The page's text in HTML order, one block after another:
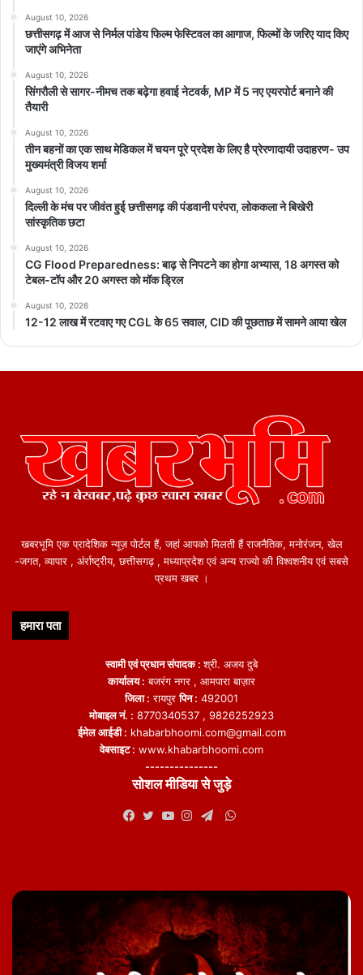
August 10, 2026
छत्तीसगढ़ में आज से निर्मल पांडेय फिल्म फेस्टिवल का आगाज, फिल्मों के जरिए याद किए
जाएंगे अभिनेता
August 10, 2026
सिंगरौली से सागर-नीमच तक बढ़ेगा हवाई नेटवर्क, MP में 5 नए एयरपोर्ट बनाने की
तैयारी
August 10, 2026
तीन बहनों का एक साथ मेडिकल में चयन पूरे प्रदेश के लिए है प्रेरणादायी उदाहरण- उप
मुख्यमंत्री विजय शर्मा
August 10, 2026
दिल्ली के मंच पर जीवंत हुई छत्तीसगढ़ की पंडवानी परंपरा, लोककला ने बिखेरी
सांस्कृतिक छटा
August 10, 2026
CG Flood Preparedness: बाढ़ से निपटने का होगा अभ्यास, 18 अगस्त को
टेबल-टॉप और 20 अगस्त को मॉक ड्रिल
August 10, 2026
12-12 लाख में रटवाए गए CGL के 65 सवाल, CID की पूछताछ में सामने आया खेल
खबरभूमि एक प्रादेशिक न्यूज़ पोर्टल हैं, जहां आपको मिलती हैं राजनैतिक, मनोरंजन, खेल
-जगत, व्यापार , अंर्राष्ट्रीय, छत्तीसगढ़ , मध्याप्रदेश एवं अन्य राज्यो की विश्वशनीय एवं सबसे
प्रथम खबर ।
हमारा पता
स्वामी एवं प्रधान संपादक :श्री. अजय दुबे
कार्यालय : बजरंग नगर , आमपारा बाज़ार
जिला : रायपुरपिन : 492001
मोबाइल नं. : 8770340537 , 9826252923
ईमेल आईडी : khabarbhoomi.com@gmail.com
वेबसाइट : www.khabarbhoomi.com
---------------
सोशल मीडिया से जुड़े
WhatsApp